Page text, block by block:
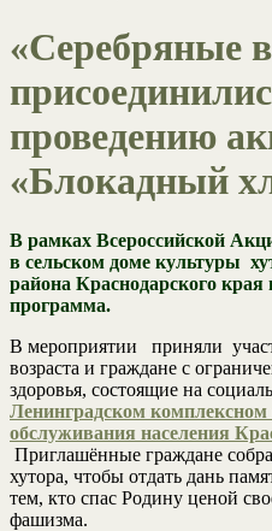
«Серебряные
проведению
«Блокадный
В рамках Всероссийской
в сельском доме культуры
района Краснодарского края
программа.
В мероприятии приняли
возраста и граждане с
здоровья, состоящие на
Ленинградском комплексном
обслуживания населения
Приглашённые граждане
хутора, чтобы отдать дань
тем, кто спас Родину ценой
фашизма.